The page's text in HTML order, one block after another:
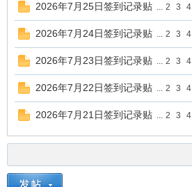
2026年7月25日签到记录贴 ... 2 3 4
2026年7月24日签到记录贴 ... 2 3 4
2026年7月23日签到记录贴 ... 2 3 4
2026年7月22日签到记录贴 ... 2 3 4
2026年7月21日签到记录贴 ... 2 3 4